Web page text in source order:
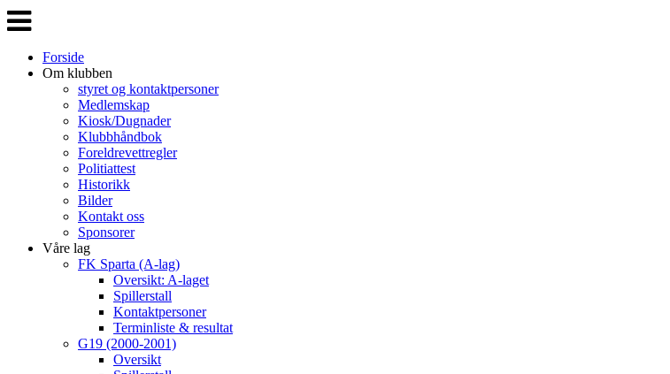
Veksle
navigasjon
Forside
Om klubben
styret og kontaktpersoner
Medlemskap
Kiosk/Dugnader
Klubbhåndbok
Foreldrevettregler
Politiattest
Historikk
Bilder
Kontakt oss
Sponsorer
Våre lag
FK Sparta (A-lag)
Oversikt: A-laget
Spillerstall
Kontaktpersoner
Terminliste & resultat
G19 (2000-2001)
Oversikt